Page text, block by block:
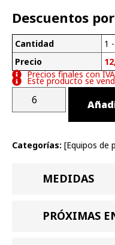
Descuentos
Cantidad
Precio
1
Precios finales con
Este producto se
Categorías: [Equipos de
MEDIDAS
PRÓXIMAS